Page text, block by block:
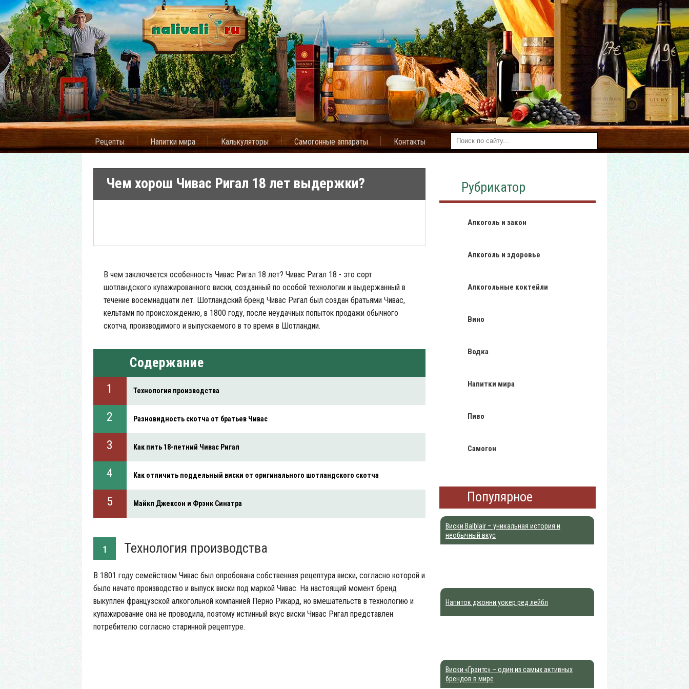
Рецепты Напитки мира Калькуляторы Самогонные аппараты Контакты
Чем хорош Чивас Ригал 18 лет выдержки?
В чем заключается особенность Чивас Ригал 18 лет? Чивас Ригал 18 - это сорт
шотландского купажированного виски, созданный по особой технологии и выдержанный в
течение восемнадцати лет. Шотландский бренд Чивас Ригал был создан братьями Чивас,
кельтами по происхождению, в 1800 году, после неудачных попыток продажи обычного
скотча, производимого и выпускаемого в то время в Шотландии.
Содержание
Технология производства
Разновидность скотча от братьев Чивас
Как пить 18-летний Чивас Ригал
Как отличить поддельный виски от оригинального шотландского скотча
Майкл Джексон и Фрэнк Синатра
1 Технология производства
В 1801 году семейством Чивас был опробована собственная рецептура виски, согласно которой и
было начато производство и выпуск виски под маркой Чивас. На настоящий момент бренд
выкуплен французской алкогольной компанией Перно Рикард, но вмешательств в технологию и
купажирование она не проводила, поэтому истинный вкус виски Чивас Ригал представлен
потребителю согласно старинной рецептуре.
Рубрикатор
Алкоголь и закон
Алкоголь и здоровье
Алкогольные коктейли
Вино
Водка
Напитки мира
Пиво
Самогон
Популярное
Виски Balblair – уникальная история и
необычный вкус
Напиток джонни уокер ред лейбл
Виски «Грантс» – один из самых активных
брендов в мире